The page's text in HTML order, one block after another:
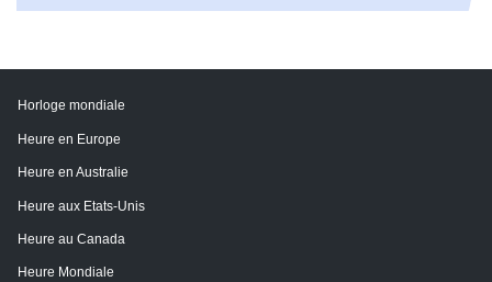
Horloge mondiale
Heure en Europe
Heure en Australie
Heure aux Etats-Unis
Heure au Canada
Heure Mondiale